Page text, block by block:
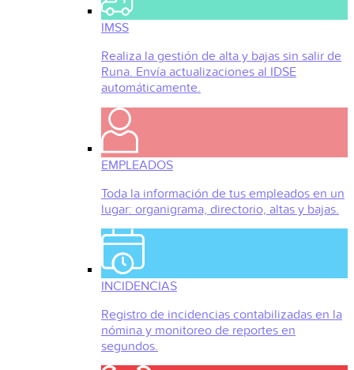
IMSS
Realiza la gestión de alta y bajas sin salir de
Runa. Envía actualizaciones al IDSE
automáticamente.
EMPLEADOS
Toda la información de tus empleados en un
lugar: organigrama, directorio, altas y bajas.
INCIDENCIAS
Registro de incidencias contabilizadas en la
nómina y monitoreo de reportes en
segundos.